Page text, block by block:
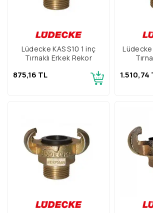
Lüdecke KAS S10 1 inç
Tırnaklı Erkek Rekor
875,16 TL
Lüdecke
1.510,74